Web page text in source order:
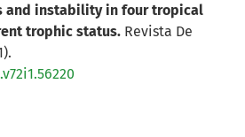
and instability in four tropical
trophic status. Revista De